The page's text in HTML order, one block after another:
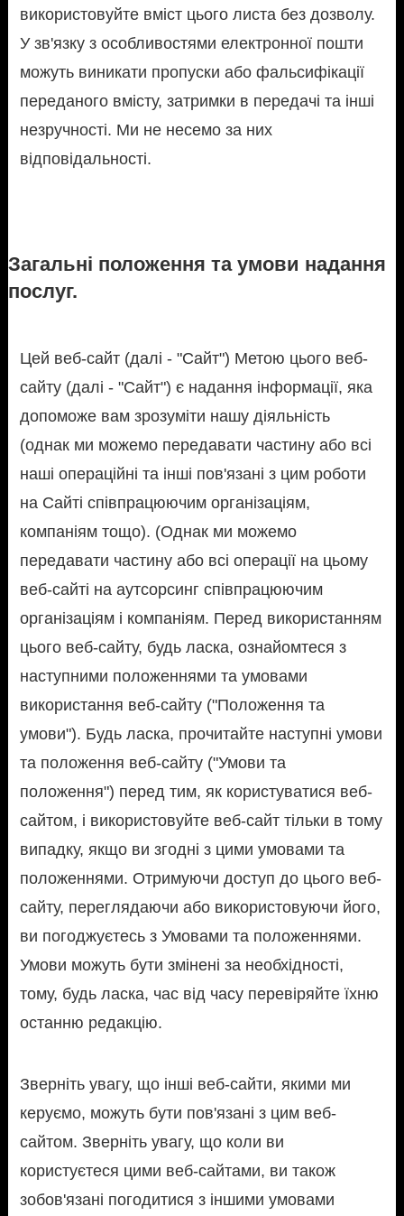
використовуйте вміст цього листа без дозволу.
У зв'язку з особливостями електронної пошти
можуть виникати пропуски або фальсифікації
переданого вмісту, затримки в передачі та інші
незручності. Ми не несемо за них
відповідальності.
Загальні положення та умови надання
послуг.
Цей веб-сайт (далі - "Сайт") Метою цього веб-
сайту (далі - "Сайт") є надання інформації, яка
допоможе вам зрозуміти нашу діяльність
(однак ми можемо передавати частину або всі
наші операційні та інші пов'язані з цим роботи
на Сайті співпрацюючим організаціям,
компаніям тощо). (Однак ми можемо
передавати частину або всі операції на цьому
веб-сайті на аутсорсинг співпрацюючим
організаціям і компаніям. Перед використанням
цього веб-сайту, будь ласка, ознайомтеся з
наступними положеннями та умовами
використання веб-сайту ("Положення та
умови"). Будь ласка, прочитайте наступні умови
та положення веб-сайту ("Умови та
положення") перед тим, як користуватися веб-
сайтом, і використовуйте веб-сайт тільки в тому
випадку, якщо ви згодні з цими умовами та
положеннями. Отримуючи доступ до цього веб-
сайту, переглядаючи або використовуючи його,
ви погоджуєтесь з Умовами та положеннями.
Умови можуть бути змінені за необхідності,
тому, будь ласка, час від часу перевіряйте їхню
останню редакцію.
Зверніть увагу, що інші веб-сайти, якими ми
керуємо, можуть бути пов'язані з цим веб-
сайтом. Зверніть увагу, що коли ви
користуєтеся цими веб-сайтами, ви також
зобов'язані погодитися з іншими умовами